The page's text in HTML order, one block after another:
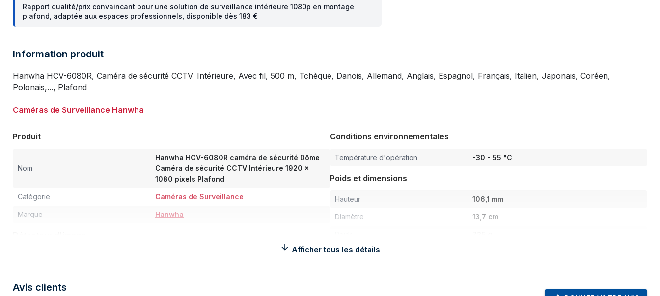
Rapport qualité/prix convaincant pour une solution de surveillance intérieure 1080p en montage
plafond, adaptée aux espaces professionnels, disponible dès 183 €
Information produit
Hanwha HCV-6080R, Caméra de sécurité CCTV, Intérieure, Avec fil, 500 m, Tchèque, Danois, Allemand, Anglais, Espagnol, Français, Italien, Japonais, Coréen,
Polonais,..., Plafond
Caméras de Surveillance Hanwha
Produit
Nom
Hanwha HCV-6080R caméra de sécurité Dôme
Caméra de sécurité CCTV Intérieure 1920 x
1080 pixels Plafond
Catégorie Caméras de Surveillance
Marque Hanwha
Taille du capteur optique
Conditions environnementales
Température d'opération -30 - 55 °C
Poids et dimensions
Hauteur 106,1 mm
Diamètre 13,7 cm
Contenu de l'emballage
Afficher tous les détails
Avis clients